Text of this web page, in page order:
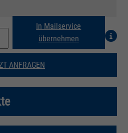
In Mailservice
übernehmen
ANFRAGEN